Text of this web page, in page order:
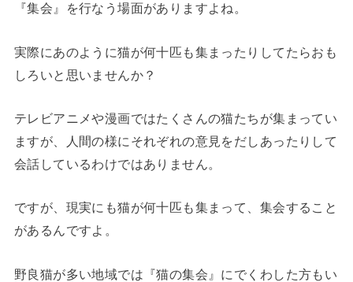
『集会』を行なう場面がありますよね。
実際にあのように猫が何十匹も集まったりしてたらおも
しろいと思いませんか？
テレビアニメや漫画ではたくさんの猫たちが集まってい
ますが、人間の様にそれぞれの意見をだしあったりして
会話しているわけではありません。
ですが、現実にも猫が何十匹も集まって、集会すること
があるんですよ。
野良猫が多い地域では『猫の集会』にでくわした方もい